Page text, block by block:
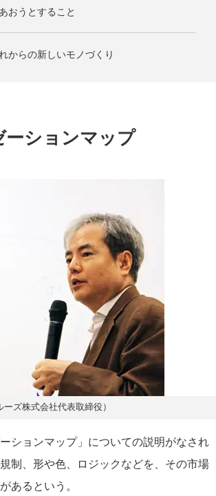
おうとすること
からの新しいモノづくり
ションマップ
ズ株式会社代表取締役）
ションマップ」についての説明がなされ
制、形や色、ロジックなどを、その市場
あるという。